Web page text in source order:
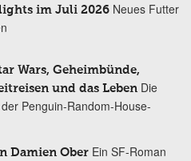
im Juli 2026 Neues Futter
Wars, Geheimbünde,
und das Leben Die
Penguin-Random-House-
Damien Ober Ein SF-Roman